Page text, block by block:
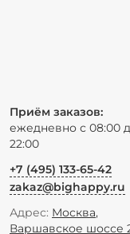
Приём заказов:
ежедневно с 08:00
22:00
+7 (495) 133-65-42
zakaz@bighappy.ru
Адрес: Москва,
Варшавское шоссе